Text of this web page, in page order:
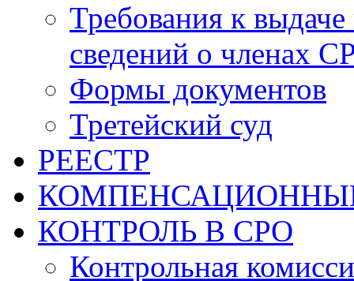
Требования к
сведений о членах
Формы документов
Третейский суд
РЕЕСТР
КОНТРОЛЬ В СРО
Контрольная